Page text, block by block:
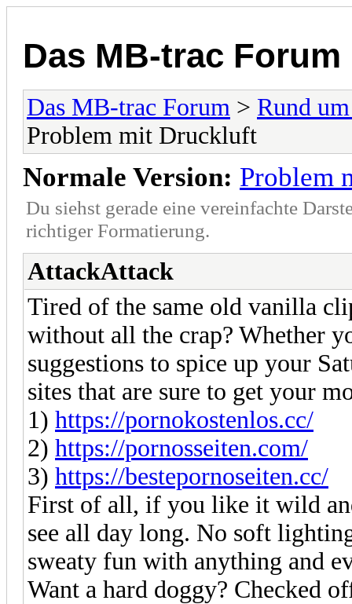
Das MB-trac Forum
Das MB-trac Forum > Rund
Problem mit Druckluft
Normale Version: Problem
Du siehst gerade eine vereinfachte
richtiger Formatierung.
AttackAttack
Tired of the same old vanilla
without all the crap? Whether
suggestions to spice up your
sites that are sure to get your
1) https://pornokostenlos.cc/
2) https://pornosseiten.com/
3) https://bestepornoseiten.cc/
First of all, if you like it wild
see all day long. No soft
sweaty fun with anything and
Want a hard doggy? Checked